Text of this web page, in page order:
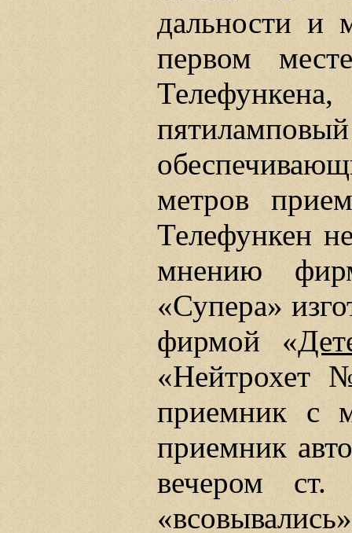
дальности и
первом
метров
Телефункен
мнению
«Супера»
фирмой «
приемник с
приемник
вечером